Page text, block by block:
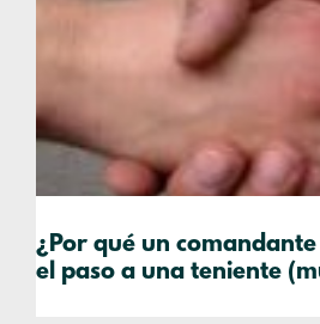
¿Por qué un
el paso a una teniente